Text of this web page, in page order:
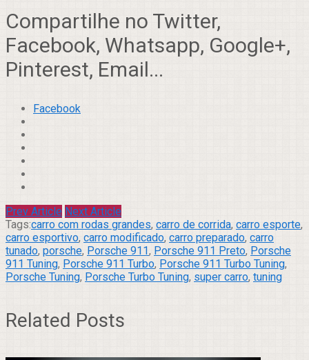
Compartilhe no Twitter,
Facebook, Whatsapp, Google+,
Pinterest, Email...
Facebook
Prev Article Next Article
Tags:carro com rodas grandes, carro de corrida, carro esporte,
carro esportivo, carro modificado, carro preparado, carro
tunado, porsche, Porsche 911, Porsche 911 Preto, Porsche
911 Tuning, Porsche 911 Turbo, Porsche 911 Turbo Tuning,
Porsche Tuning, Porsche Turbo Tuning, super carro, tuning
Related Posts